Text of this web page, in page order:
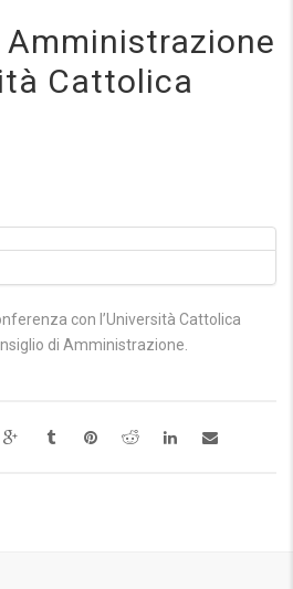
Cattolica
con l’Università Cattolica
di Amministrazione.